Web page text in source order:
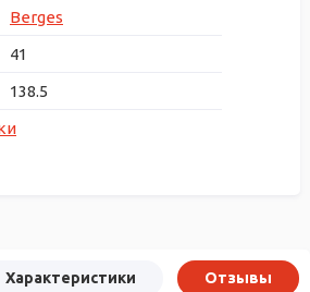
Berges
41
138.5
Характеристики Отзывы